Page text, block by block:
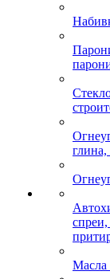
Масла